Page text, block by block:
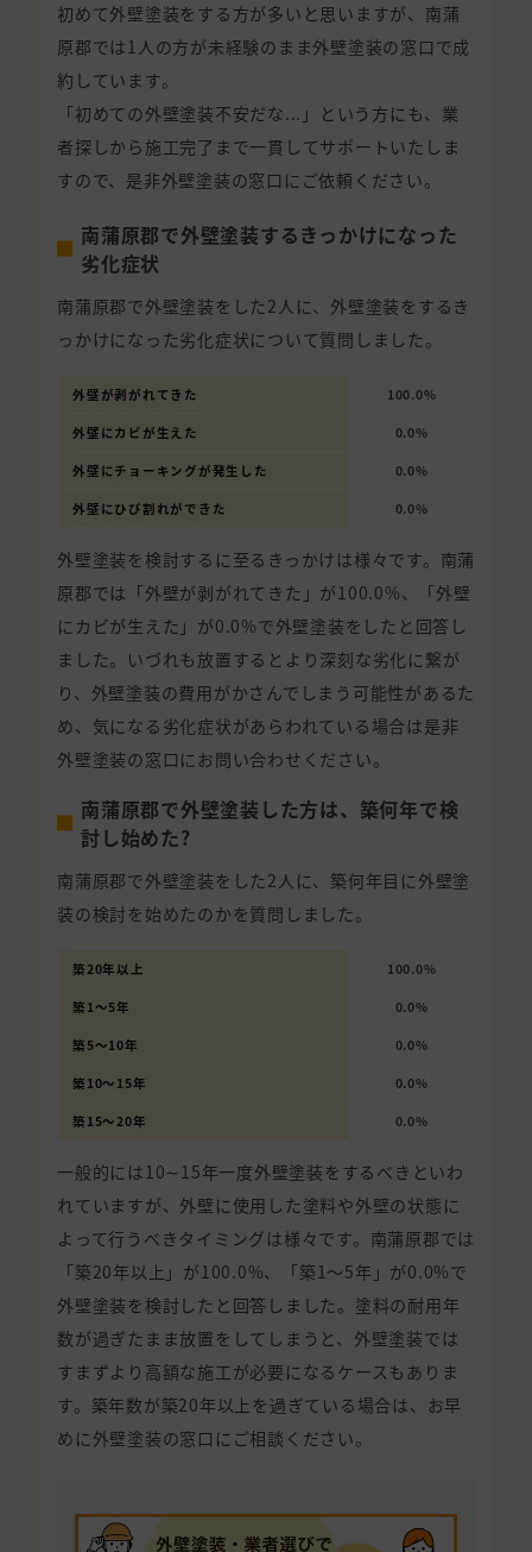
初めて外壁塗装をする方が多いと思いますが、南蒲
原郡では1人の方が未経験のまま外壁塗装の窓口で成
約しています。
「初めての外壁塗装不安だな...」という方にも、業
者探しから施工完了まで一貫してサポートいたしま
すので、是非外壁塗装の窓口にご依頼ください。
南蒲原郡で外壁塗装するきっかけになった
劣化症状
南蒲原郡で外壁塗装をした2人に、外壁塗装をするき
っかけになった劣化症状について質問しました。
外壁が剥がれてきた 100.0%
外壁にカビが生えた 0.0%
外壁にチョーキングが発生した 0.0%
外壁にひび割れができた 0.0%
外壁塗装を検討するに至るきっかけは様々です。南蒲
原郡では「外壁が剥がれてきた」が100.0%、「外壁
にカビが生えた」が0.0%で外壁塗装をしたと回答し
ました。いづれも放置するとより深刻な劣化に繋が
り、外壁塗装の費用がかさんでしまう可能性があるた
め、気になる劣化症状があらわれている場合は是非
外壁塗装の窓口にお問い合わせください。
南蒲原郡で外壁塗装した方は、築何年で検
討し始めた?
南蒲原郡で外壁塗装をした2人に、築何年目に外壁塗
装の検討を始めたのかを質問しました。
築20年以上 100.0%
築1〜5年 0.0%
築5〜10年 0.0%
築10〜15年 0.0%
築15〜20年 0.0%
一般的には10∼15年一度外壁塗装をするべきといわ
れていますが、外壁に使用した塗料や外壁の状態に
よって行うべきタイミングは様々です。南蒲原郡では
「築20年以上」が100.0%、「築1〜5年」が0.0%で
外壁塗装を検討したと回答しました。塗料の耐用年
数が過ぎたまま放置をしてしまうと、外壁塗装では
すまずより高額な施工が必要になるケースもありま
す。築年数が築20年以上を過ぎている場合は、お早
めに外壁塗装の窓口にご相談ください。